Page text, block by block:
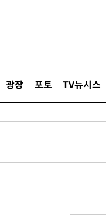
광장 포토 TV뉴시스